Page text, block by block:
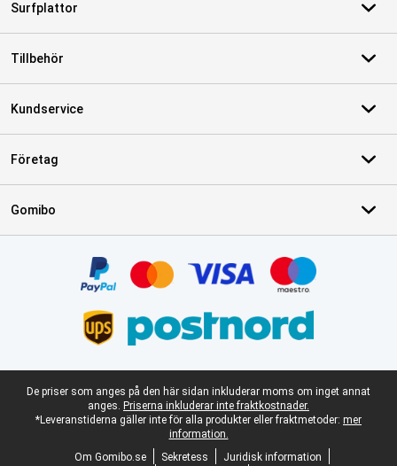
Surfplattor
Tillbehör
Kundservice
Företag
Gomibo
Juridisk fotnot
De priser som anges på den här sidan inkluderar moms om inget annat
anges. Priserna inkluderar inte fraktkostnader.
*Leveranstiderna gäller inte för alla produkter eller fraktmetoder: mer
information.
Om Gomibo.se
Sekretess
Juridisk information